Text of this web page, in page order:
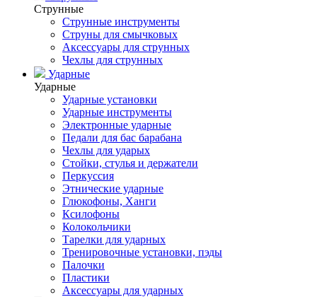
Струнные
Струнные инструменты
Струны для смычковых
Аксессуары для струнных
Чехлы для струнных
Ударные
Ударные
Ударные установки
Ударные инструменты
Электронные ударные
Педали для бас барабана
Чехлы для ударых
Стойки, стулья и держатели
Перкуссия
Этнические ударные
Глюкофоны, Ханги
Ксилофоны
Колокольчики
Тарелки для ударных
Тренировочные установки, пэды
Палочки
Пластики
Аксессуары для ударных